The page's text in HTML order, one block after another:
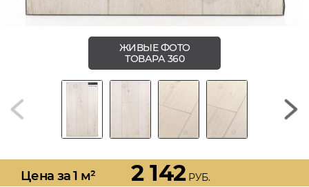
ЖИВЫЕ ФОТО
ТОВАРА 360
Цена за 1 м² 2 142РУБ.